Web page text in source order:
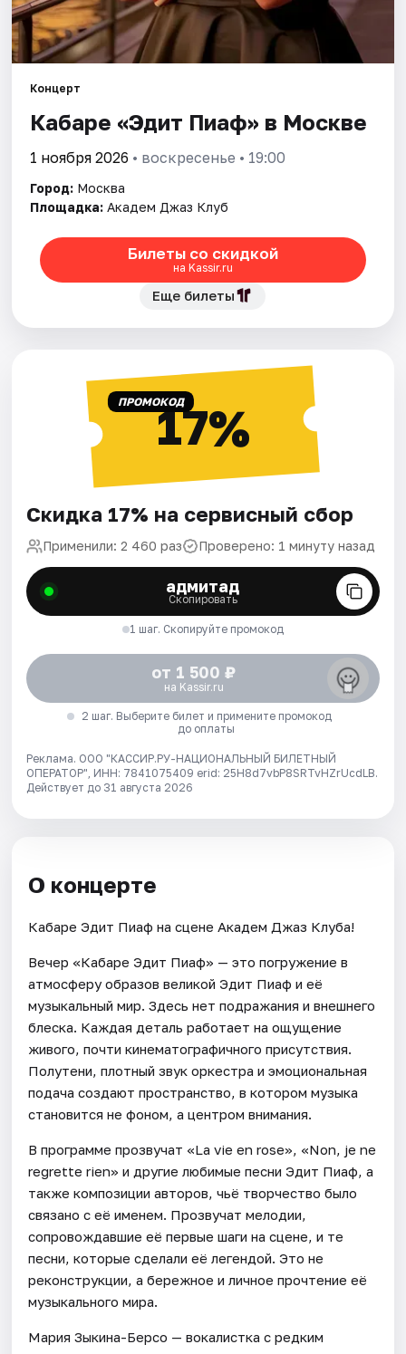
Концерт
Кабаре «Эдит Пиаф» в Москве
1 ноября 2026 • воскресенье • 19:00
Город: Москва
Площадка: Академ Джаз Клуб
Билеты со скидкой
на Kassir.ru
Еще билеты
ПРОМОКОД17%
Скидка 17% на сервисный сбор
Применили: 2 460 раз Проверено: 1 минуту назад
адмитад
Скопировать
1 шаг. Скопируйте промокод
от 1 500 ₽
на Kassir.ru
2 шаг. Выберите билет и примените промокод
до оплаты
Реклама. ООО "КАССИР.РУ-НАЦИОНАЛЬНЫЙ БИЛЕТНЫЙ
ОПЕРАТОР", ИНН: 7841075409 erid: 25H8d7vbP8SRTvHZrUcdLB.
Действует до 31 августа 2026
О концерте
Кабаре Эдит Пиаф на сцене Академ Джаз Клуба!
Вечер «Кабаре Эдит Пиаф» — это погружение в
атмосферу образов великой Эдит Пиаф и её
музыкальный мир. Здесь нет подражания и внешнего
блеска. Каждая деталь работает на ощущение
живого, почти кинематографичного присутствия.
Полутени, плотный звук оркестра и эмоциональная
подача создают пространство, в котором музыка
становится не фоном, а центром внимания.
В программе прозвучат «La vie en rose», «Non, je ne
regrette rien» и другие любимые песни Эдит Пиаф, а
также композиции авторов, чьё творчество было
связано с её именем. Прозвучат мелодии,
сопровождавшие её первые шаги на сцене, и те
песни, которые сделали её легендой. Это не
реконструкции, а бережное и личное прочтение её
музыкального мира.
Мария Зыкина-Берсо — вокалистка с редким